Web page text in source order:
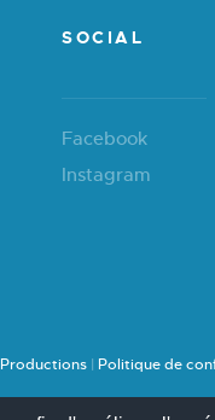
SOCIAL
Facebook
Instagram
| Politique de